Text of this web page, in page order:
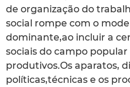
de organização do
social rompe com o
dominante,ao incluir a
sociais do campo
produtivos.Os aparatos,
políticas,técnicas e os